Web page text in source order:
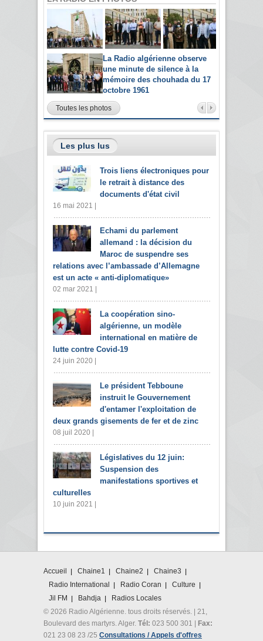
La Radio algérienne observe
une minute de silence à la
mémoire des chouhada du 17
octobre 1961
Toutes les photos
Les plus lus
Trois liens électroniques pour
le retrait à distance des
documents d'état civil
16 mai 2021 |
Echami du parlement
allemand : la décision du
Maroc de suspendre ses
relations avec l’ambassade d’Allemagne
est un acte « anti-diplomatique»
02 mar 2021 |
La coopération sino-
algérienne, un modèle
international en matière de
lutte contre Covid-19
24 juin 2020 |
Le président Tebboune
instruit le Gouvernement
d'entamer l'exploitation de
deux grands gisements de fer et de zinc
08 juil 2020 |
Législatives du 12 juin:
Suspension des
manifestations sportives et
culturelles
10 juin 2021 |
Accueil Chaine1 Chaine2
Chaine3
Radio International
Radio Coran
Culture
Jil FM
Bahdja
Radios Locales
© 2026 Radio Algérienne. tous droits réservés. | 21,
Boulevard des martyrs. Alger. Tél: 023 500 301 | Fax:
021 23 08 23 /25 Consultations / Appels d'offres